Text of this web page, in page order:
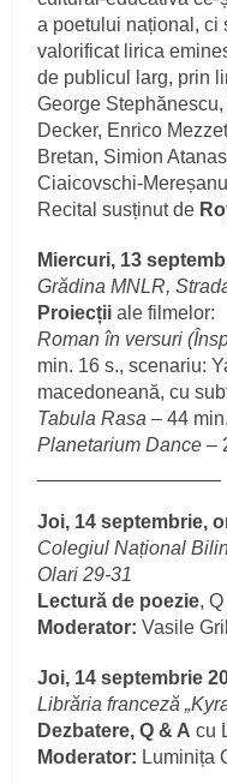
a poetului național, ci
valorificat lirica
de publicul larg, prin
George
Decker, Enrico
Bretan, Simion
Ciaicovschi-
Recital susținut de
Miercuri, 13
Grădina MNLR,
Proiecții ale filmelor:
Roman în versuri
min. 16 s., scenariu:
macedoneană, cu
Tabula Rasa – 44
Planetarium Dance –
Joi, 14 septembrie,
Colegiul Național
Olari 29-31
Lectură de poezie,
Moderator: Vasile
Joi, 14 septembrie
Librăria franceză
Dezbatere, Q & A cu
Moderator: Luminița